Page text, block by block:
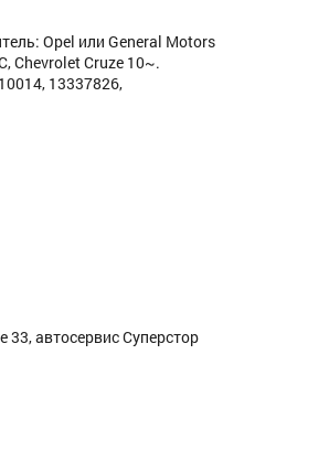
Opel или General Motors
Chevrolet Cruze 10~.
13337826,
автосервис Суперстор